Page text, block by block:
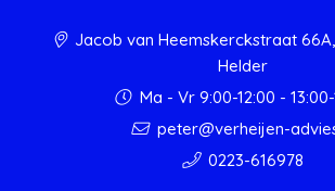
Jacob van Heemskerckstraat 66A,
Helder
Ma - Vr 9:00-12:00 -
peter@verheijen-
0223-616978